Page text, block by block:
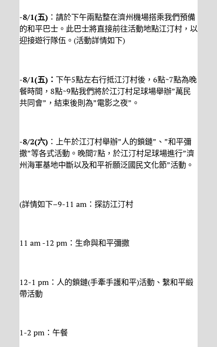
-8/1(五) ：請於下午兩點整在濟州機場搭乘我們預備
的和平巴士。此巴士將直接前往活動地點江汀村，以
迎接遊行隊伍。(活動詳情如下)
-8/1(五) ： 下午5點左右行抵江汀村後，6點~7點為晚
餐時間，8點~9點我們將於江汀村足球場舉辦”萬民
共同會”，結束後則為”電影之夜”。
-8/2(六) ：上午於江汀村舉辦”人的鎖鏈”、”和平彌
撒”等各式活動。晚間7點，於江汀村足球場進行”濟
州海軍基地中斷以及和平祈願泛國民文化節”活動。
(詳情如下–9-11 am：探訪江汀村
11 am -12 pm：生命與和平彌撒
12-1 pm：人的鎖鏈(手牽手護和平)活動、繫和平緞
帶活動
1-2 pm：午餐